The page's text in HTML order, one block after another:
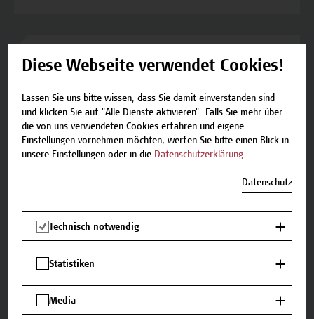
Kontakt
zum Angebot benötigen, stehen wir gerne zur
Verfügung.
Team Campus Wien Academy
Beschreibung
Termine und Anmeldung
Diese Webseite verwendet Cookies!
Lassen Sie uns bitte wissen, dass Sie damit einverstanden sind
und klicken Sie auf "Alle Dienste aktivieren". Falls Sie mehr über
die von uns verwendeten Cookies erfahren und eigene
Einstellungen vornehmen möchten, werfen Sie bitte einen Blick in
unsere Einstellungen oder in die Datenschutzerklärung.
Datenschutz
Technisch notwendig
Statistiken
Media